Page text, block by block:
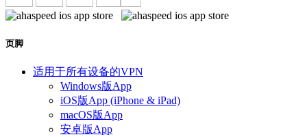
页脚
适用于所有设备的VPN
Windows版App
iOS版App (iPhone & iPad)
macOS版App
安卓版App